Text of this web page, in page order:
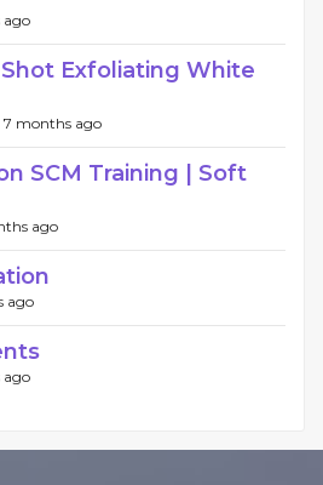
ago
Exfoliating White
7 months ago
SCM Training | Soft
ago
ago
ago